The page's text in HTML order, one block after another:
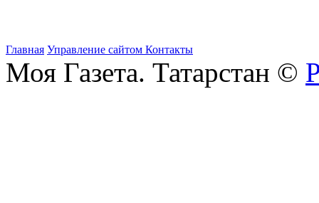
Главная Управление сайтом Контакты
Моя Газета. Татарстан ©